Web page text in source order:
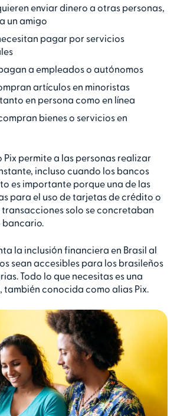
enviar dinero a otras personas,
un amigo
pagar por servicios
a empleados o autónomos
artículos en minoristas
en persona como en línea
bienes o servicios en
Pix permite a las personas realizar
incluso cuando los bancos
es importante porque una de las
para el uso de tarjetas de crédito o
solo se concretaban
bancario.
la inclusión financiera en Brasil al
sean accesibles para los brasileños
Todo lo que necesitas es una
también conocida como alias Pix.